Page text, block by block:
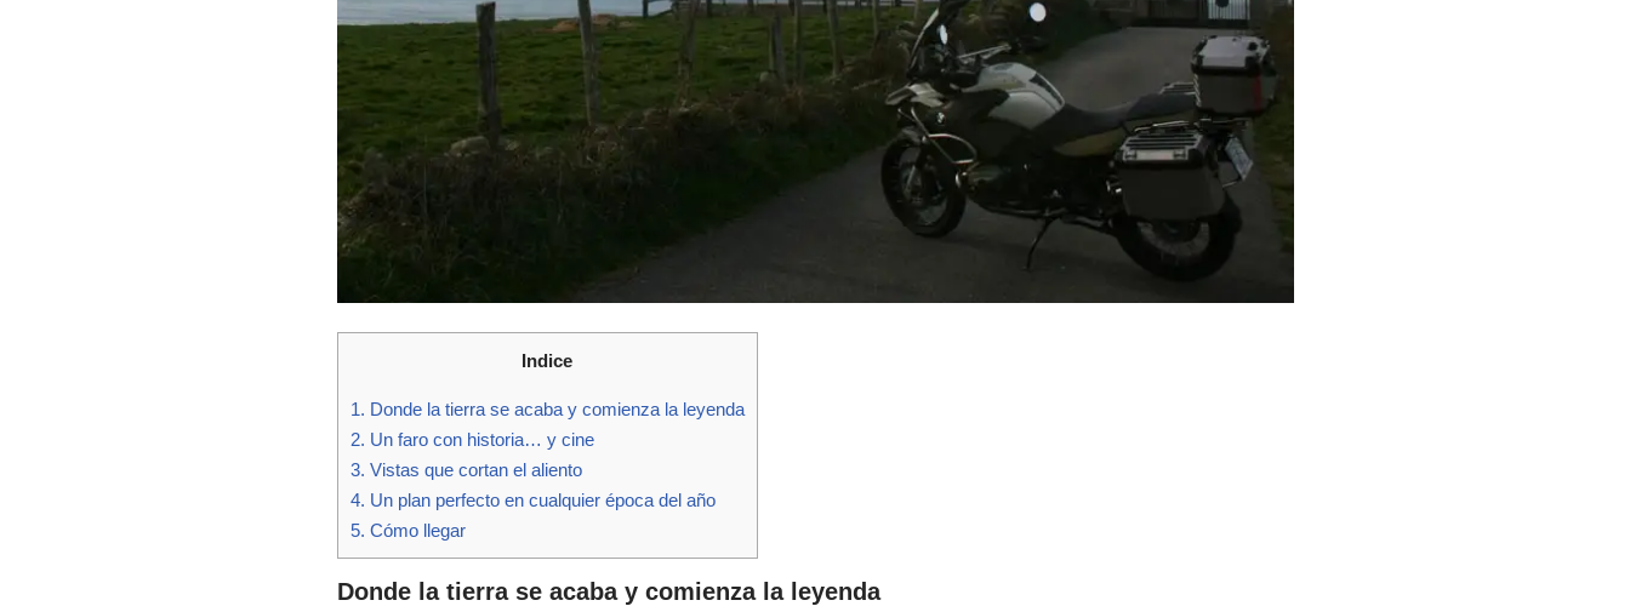
Indice
1. Donde la tierra se acaba y comienza la leyenda
2. Un faro con historia… y cine
3. Vistas que cortan el aliento
4. Un plan perfecto en cualquier época del año
5. Cómo llegar
Donde la tierra se acaba y comienza la leyenda